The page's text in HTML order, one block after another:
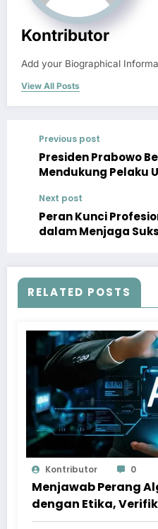
Kontributor
Add your Biographical
View All Posts
Previous post
Presiden Prabowo
Mendukung Pelaku
Next post
Peran Kunci
dalam Menjaga
RELATED POSTS
Kontributor 0
Menjawab Perang
dengan Etika,
Tepercaya